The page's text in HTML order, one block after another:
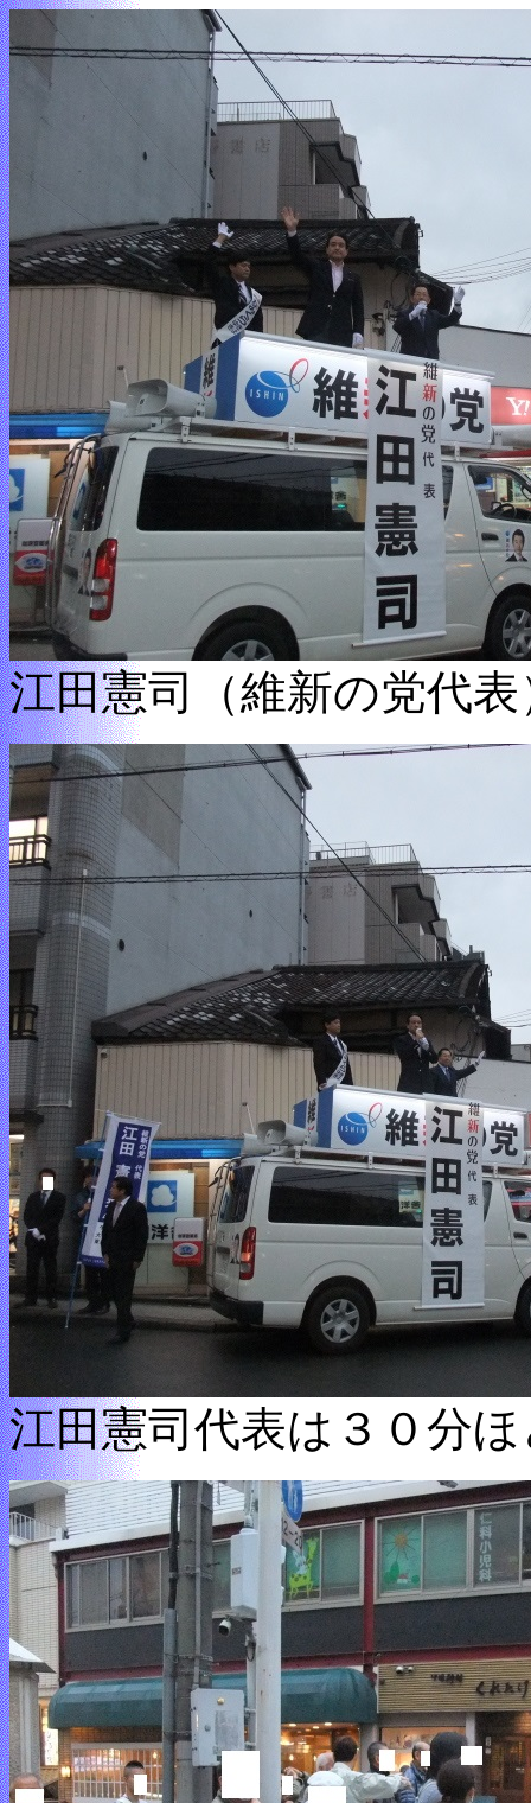
江田憲司（維新の党代
江田憲司代表は３０分